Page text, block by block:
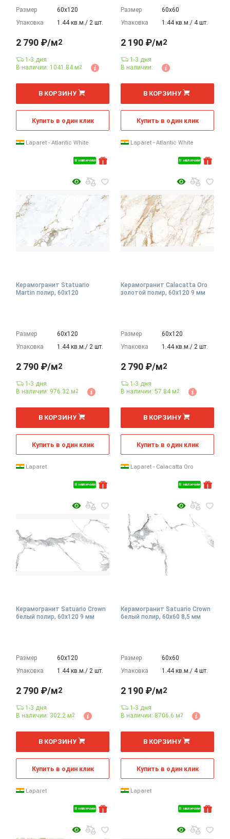
Размер
60х120
Упаковка
1.44 кв.м./ 2 шт.
В наличии
2 790 ₽/м2
1-3 дня
В наличии: 1041.84 м2
м
В КОРЗИНУ
Купить в один клик
Laparet - Atlantic White
Размер
60х60
Упаковка
1.44 кв.м./ 4 шт.
В наличии
2 190 ₽/м2
1-3 дня
В наличии:
м
В КОРЗИНУ
Купить в один клик
Laparet - Atlantic White
Керамогранит Statuario
Martin полир, 60x120
Размер
60х120
Упаковка
1.44 кв.м./ 2 шт.
В наличии
2 790 ₽/м2
1-3 дня
В наличии: 976.32 м2
м
В КОРЗИНУ
Купить в один клик
Laparet
Керамогранит Calacatta Oro
золотой полир, 60x120 9 мм
Размер
60х120
Упаковка
1.44 кв.м./ 2 шт.
В наличии
2 790 ₽/м2
1-3 дня
В наличии: 57.84 м2
м
В КОРЗИНУ
Купить в один клик
Laparet - Calacatta Oro
Керамогранит Satuario Crown
белый полир, 60x120 9 мм
Размер
60х120
Упаковка
1.44 кв.м./ 2 шт.
В наличии
2 790 ₽/м2
1-3 дня
В наличии: 302.2 м2
м
В КОРЗИНУ
Купить в один клик
Laparet
Керамогранит Satuario Crown
белый полир, 60x60 8,5 мм
Размер
60х60
Упаковка
1.44 кв.м./ 4 шт.
В наличии
2 190 ₽/м2
1-3 дня
В наличии: 8706.6 м2
м
В КОРЗИНУ
Купить в один клик
Laparet